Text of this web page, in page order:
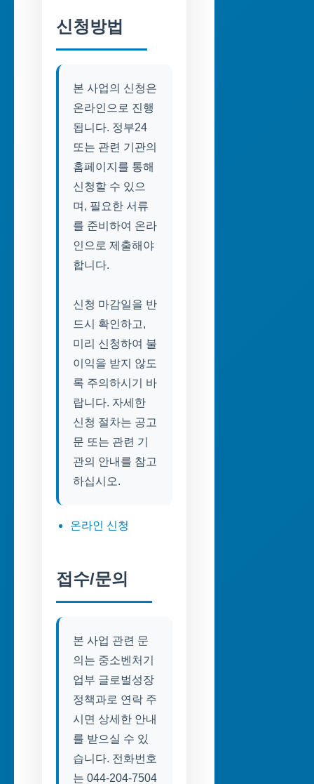
신청방법
본 사업의 신청은
온라인으로 진행
됩니다. 정부24
또는 관련 기관의
홈페이지를 통해
신청할 수 있으
며, 필요한 서류
를 준비하여 온라
인으로 제출해야
합니다.
신청 마감일을 반
드시 확인하고,
미리 신청하여 불
이익을 받지 않도
록 주의하시기 바
랍니다. 자세한
신청 절차는 공고
문 또는 관련 기
관의 안내를 참고
하십시오.
온라인 신청
접수/문의
본 사업 관련 문
의는 중소벤처기
업부 글로벌성장
정책과로 연락 주
시면 상세한 안내
를 받으실 수 있
습니다. 전화번호
는 044-204-7504